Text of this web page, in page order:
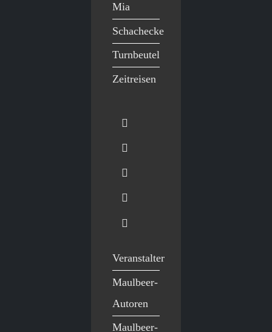
Mia
Schachecke
Turnbeutel
Zeitreisen
Veranstalter
Maulbeer-
Autoren
Maulbeer-